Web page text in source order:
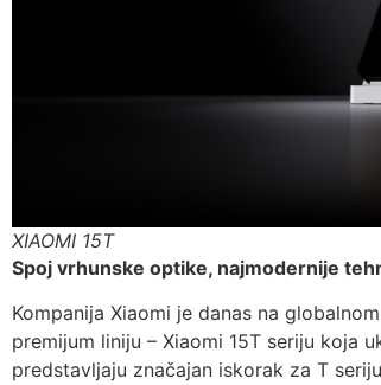
XIAOMI 15T
Spoj vrhunske optike, najmodernije
Kompanija Xiaomi je danas na
premijum liniju – Xiaomi 15T seriju koja
predstavljaju značajan iskorak za T